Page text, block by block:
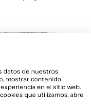
datos de nuestros
mostrar contenido
en el sitio web.
que utilizamos, abre